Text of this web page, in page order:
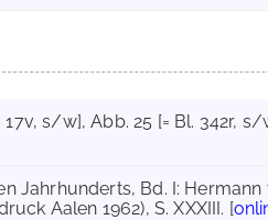
17v, s/w], Abb. 25 [= Bl. 342r, s/
Jahrhunderts, Bd. I:
Aalen 1962), S. XXXIII. [